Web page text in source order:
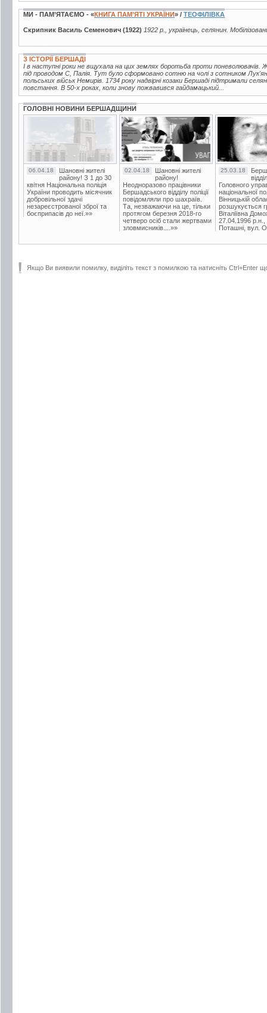
МИ - ПАМ’ЯТАЄМО - «КНИГА ПАМ’ЯТІ УКРАЇНИ» / ТЕОФІЛІВКА
Скрипник Василь Семенович (1922) 1922 р., українець, селянин.
З ІСТОРІЇ БЕРШАДІ
І в наступні роки не вщухала на цих землях боротьба проти поневолювачів.
під проводом С, Палія. Тут було сформовано сотню на чолі з сотником
польських військ Немирів. 1734 року надвірні козаки Бершаді підтримали
повстання. В 50-х роках, коли знову пожвавився гайдамацький...
ГОЛОВНІ НОВИНИ БЕРШАДЩИНИ
06.04.18
Шановні жителі
району! З 1 до 30
квітня Національна поліція
України проводить місячник
добровільної здачі
незареєстрованої зброї та
боєприпасів до неї.»»
02.04.18
Шановні жителі
району!
Неодноразово працівники
Бершадського відділу поліції
повідомляли про шахраїв.
Та, незважаючи на це, тільки
протягом березня 2018-го
четверо осіб стали жертвами
зловмисників....»»
25.03.18
Головного
національної
Вінницькій
розшукується
Віталіївна
27.04.1996 р.н.,
Поташні, вул.
Якщо Ви виявили помилку, виділіть текст з помилкою та натисніть Ctrl+Enter